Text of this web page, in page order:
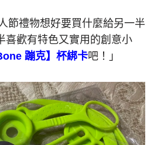
節禮物想好要買什麼給另一半
喜歡有特色又實用的創意小
蹦克】杯綁卡吧！」